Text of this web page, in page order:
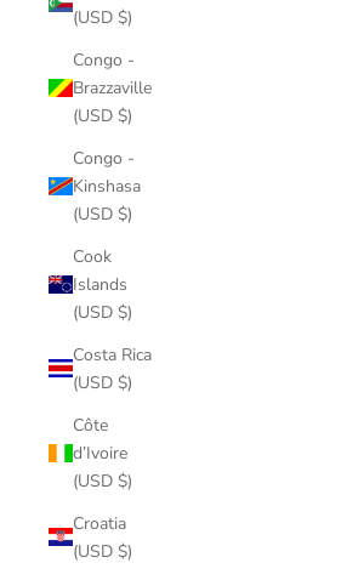
(USD $)
Congo -
Brazzaville
(USD $)
Congo -
Kinshasa
(USD $)
Cook
Islands
(USD $)
Costa Rica
(USD $)
Côte
d’Ivoire
(USD $)
Croatia
(USD $)